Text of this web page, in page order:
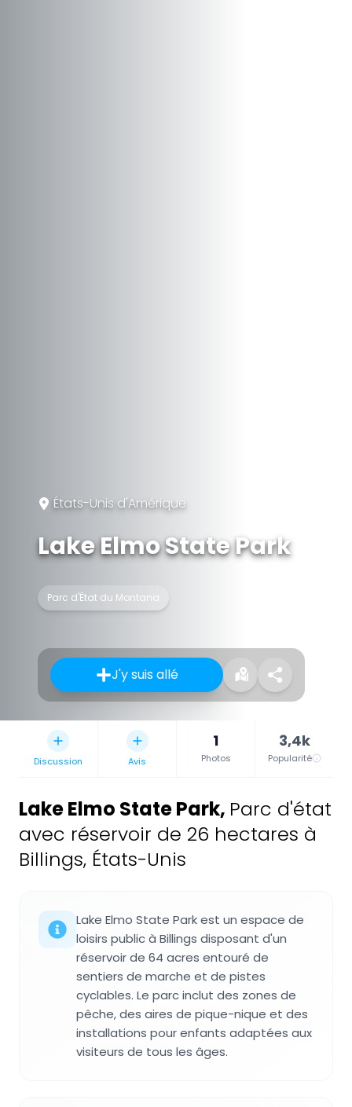
États-Unis d'Amérique
Lake Elmo State Park
Parc d'État du Montana
J'y suis allé
Discussion Avis
1
Photos
3,4k
Popularité
Lake Elmo State Park, Parc d'état
avec réservoir de 26 hectares à
Billings, États-Unis
Lake Elmo State Park est un espace de
loisirs public à Billings disposant d'un
réservoir de 64 acres entouré de
sentiers de marche et de pistes
cyclables. Le parc inclut des zones de
pêche, des aires de pique-nique et des
installations pour enfants adaptées aux
visiteurs de tous les âges.